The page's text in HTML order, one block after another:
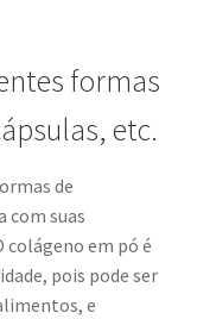
formas
etc.
de
com suas
colágeno em pó é
pois pode ser
e